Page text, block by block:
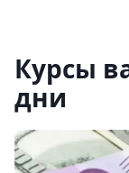
Курсы
дни